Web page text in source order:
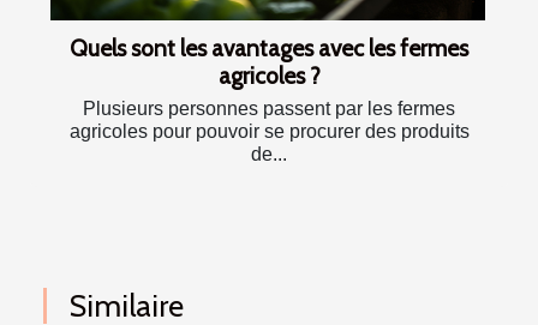
Quels sont les avantages avec les fermes
agricoles ?
Plusieurs personnes passent par les fermes
agricoles pour pouvoir se procurer des produits
de...
Similaire